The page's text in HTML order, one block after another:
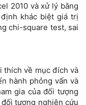
và xử lý bằng
định khác biệt giá trị
chi-square test, sai
về mục đích và
hành phỏng vấn và
gia của đối tượng
tượng nghiên cứu